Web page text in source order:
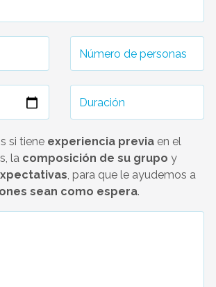
si tiene experiencia previa en el
la composición de su grupo y
, para que le ayudemos a
sean como espera.